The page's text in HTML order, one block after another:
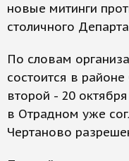
новые митинги
столичного
По словам
состоится в
второй - 20
в Отрадном уже
Чертаново